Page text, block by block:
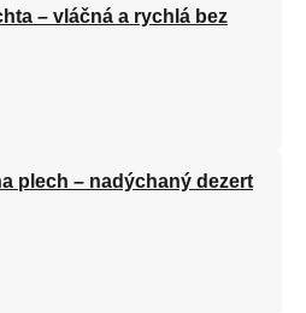
– vláčná a rychlá bez
plech – nadýchaný dezert